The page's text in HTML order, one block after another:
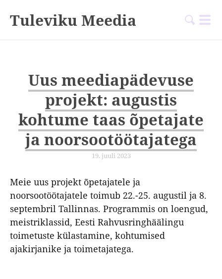
Tuleviku Meedia
Uus meediapädevuse
projekt: augustis
kohtume taas õpetajate
ja noorsootöötajatega
19. juuli 2023
Meie uus projekt õpetajatele ja
noorsootöötajatele toimub 22.-25. augustil ja 8.
septembril Tallinnas. Programmis on loengud,
meistriklassid, Eesti Rahvusringhäälingu
toimetuste külastamine, kohtumised
ajakirjanike ja toimetajatega.